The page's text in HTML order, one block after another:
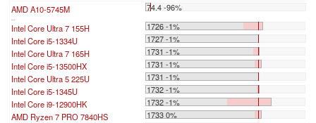
AMD A10-5745M 74.4 -96%
Intel Core Ultra 7 155H
1726 -1%
Intel Core i5-1334U
1727 -1%
Intel Core Ultra 7 165H
1731 -1%
Intel Core i5-13500HX
1731 -1%
Intel Core Ultra 5 225U
1731 -1%
Intel Core i5-1345U
1732 -1%
Intel Core i9-12900HK
1732 -1%
AMD Ryzen 7 PRO 7840HS
1733 0%